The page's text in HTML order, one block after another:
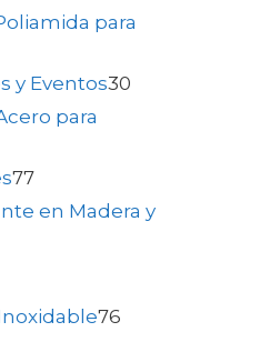
para
y Eventos30
para
77
en Madera y
76